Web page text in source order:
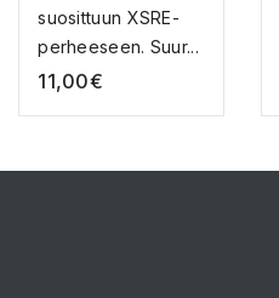
suosittuun XSRE-
perheeseen. Suur...
11,00€